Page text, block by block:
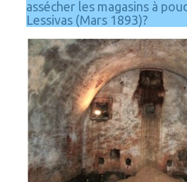
assécher les magasins à
Lessivas (Mars 1893)?